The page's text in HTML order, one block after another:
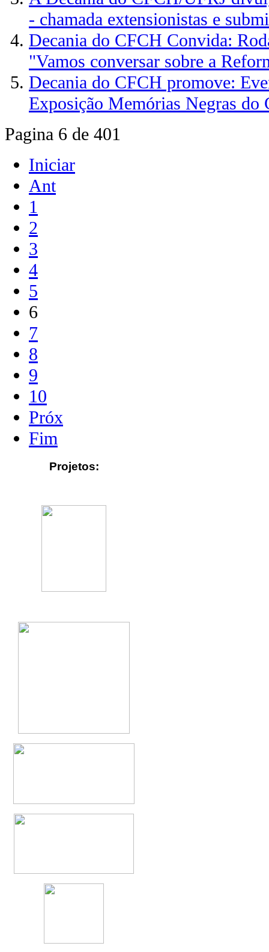
- chamada extensionistas e
Decania do CFCH Convida:
"Vamos conversar sobre a
Decania do CFCH promove:
Exposição Memórias Negras do
Pagina 6 de 401
Iniciar
Ant
1
2
3
4
5
6
7
8
9
10
Próx
Fim
Projetos: